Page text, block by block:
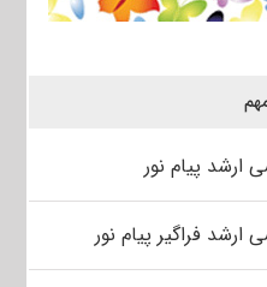
ارشد پیام نور
ارشد فراگیر پیام نور